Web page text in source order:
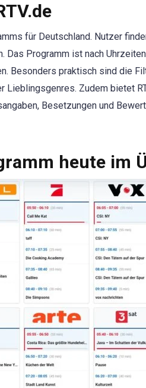
für Deutschland. Nutzer
Das Programm ist nach
Besonders praktisch sind die
Zudem bietet
Besetzungen und
heute im